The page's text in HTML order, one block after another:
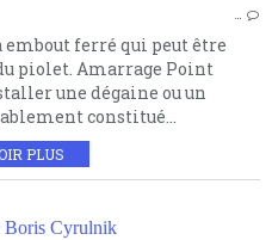
…
embout ferré qui peut être
piolet. Amarrage Point
une dégaine ou un
constitué...
PLUS
Cyrulnik